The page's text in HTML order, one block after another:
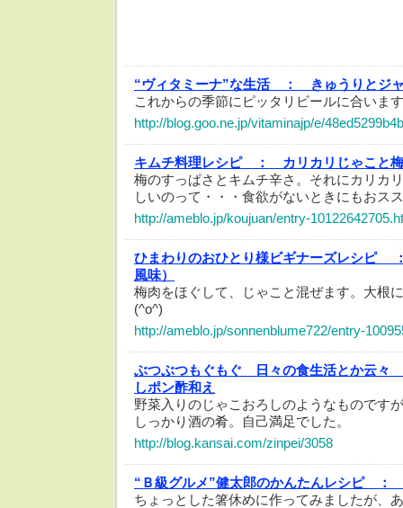
“ヴィタミーナ”な生活 ：
きゅうりとジ
これからの季節にピッタリビールに合いま
http://blog.goo.ne.jp/vitaminajp/e/
キムチ料理レシピ ：
カリカリじゃこと
梅のすっぱさとキムチ辛さ。それにカリカ
しいのって・・・食欲がないときにもお
http://ameblo.jp/koujuan/entry-
ひまわりのおひとり様ビギナーズレシピ
風味）
梅肉をほぐして、じゃこと混ぜます。大根
(^o^)
http://ameblo.jp/sonnenblume722/entry-
ぶつぶつもぐもぐ 日々の食生活とか云々
しポン酢和え
野菜入りのじゃこおろしのようなものです
しっかり酒の肴。自己満足でした。
http://blog.kansai.com/zinpei/3058
“Ｂ級グルメ”健太郎のかんたんレシピ ：
ちょっとした箸休めに作ってみましたが、